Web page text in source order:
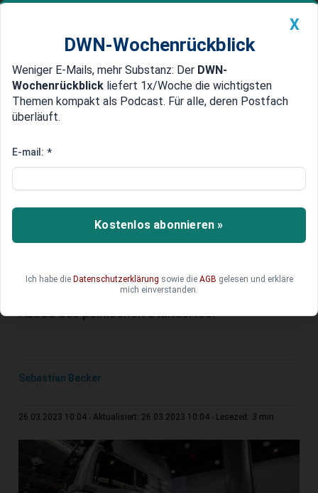
Newsticker MEIN DWN: Geldanlage Premium
Edelmetalle DWN-Magazin China
Restrukturierungen:
Polen fährt weiter am Abgrund
Ein Geschäftszeig für den traditionsreichen
Konzern MAN ist die Produktion von E-Bussen. In
Mobilität, steht es massiv unter Druck.
Gewerkschaften fürchten sogar einen stillen
Abbau des polnischen Standortes.
Sebastian Becker
26.03.2023 10:04 Aktualisiert: 26.03.2023 10:04 Lesezeit: 3 min
X
DWN-Wochenrückblick
Weniger E-Mails, mehr Substanz: Der DWN-
Wochenrückblick liefert 1x/Woche die wichtigsten
Themen kompakt als Podcast. Für alle, deren Postfach
überläuft.
E-mail: *
Kostenlos abonnieren »
Ich habe die Datenschutzerklärung sowie die AGB gelesen und erkläre
mich einverstanden.